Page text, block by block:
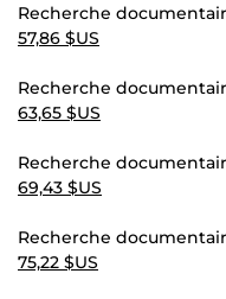
Recherche
57,86 $US
Recherche
63,65 $US
Recherche
69,43 $US
Recherche
75,22 $US